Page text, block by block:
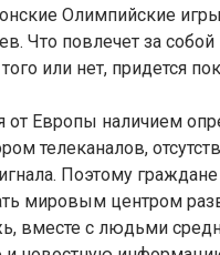
Олимпийские
Что повлечет за
или нет, придется
от Европы наличием
телеканалов,
Поэтому
мировым центром
вместе с людьми